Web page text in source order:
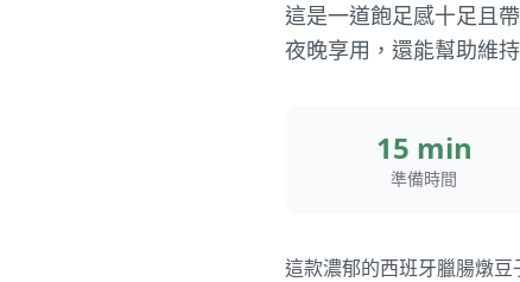
這是一道飽足感十足且
夜晚享用，還能幫助維
15 min
準備時間
這款濃郁的西班牙臘腸燉